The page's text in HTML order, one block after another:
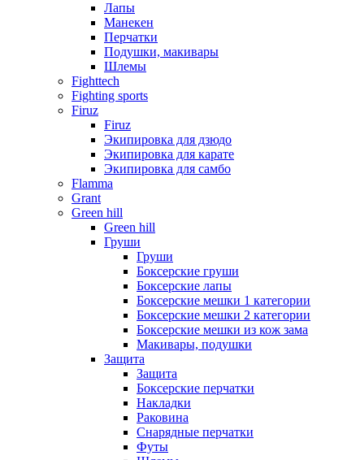
Лапы
Манекен
Перчатки
Подушки, макивары
Шлемы
Fighttech
Fighting sports
Firuz
Firuz
Экипировка для дзюдо
Экипировка для карате
Экипировка для самбо
Flamma
Grant
Green hill
Green hill
Груши
Груши
Боксерские груши
Боксерские лапы
Боксерские мешки 1 категории
Боксерские мешки 2 категории
Боксерские мешки из кож зама
Макивары, подушки
Защита
Защита
Боксерские перчатки
Накладки
Раковина
Снарядные перчатки
Футы